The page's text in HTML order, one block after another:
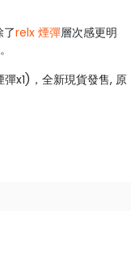
relx 煙彈層次感更明
x1)，全新現貨發售, 原